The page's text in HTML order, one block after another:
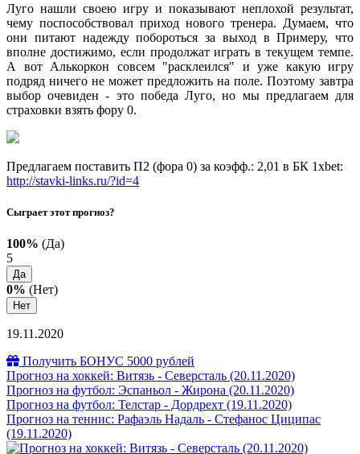
Луго нашли своею игру и показывают неплохой результат,
чему поспособствовал приход нового тренера. Думаем, что
они питают надежду побороться за выход в Примеру, что
вполне достижимо, если продолжат играть в текущем темпе.
А вот Алькоркон совсем "расклеился" и уже какую игру
подряд ничего не может предложить на поле. Поэтому завтра
выбор очевиден - это победа Луго, но мы предлагаем для
страховки взять фору 0.
Предлагаем поставить П2 (фора 0) за коэфф.: 2,01 в БК 1xbet:
http://stavki-links.ru/?id=4
Сыграет этот прогноз?
100% (Да)
5
Да
0% (Нет)
Нет
19.11.2020
Получить БОНУС 5000 рублей
Прогноз на хоккей: Витязь - Северсталь (20.11.2020)
Прогноз на футбол: Эспаньол - Жирона (20.11.2020)
Прогноз на футбол: Телстар - Дордрехт (19.11.2020)
Прогноз на теннис: Рафаэль Надаль - Стефанос Циципас
(19.11.2020)